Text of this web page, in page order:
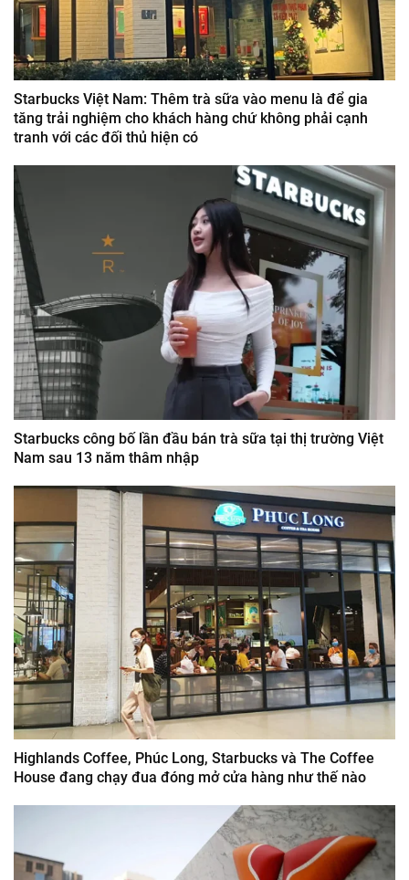
Starbucks Việt Nam: Thêm trà sữa vào menu là để gia
tăng trải nghiệm cho khách hàng chứ không phải cạnh
tranh với các đối thủ hiện có
Starbucks công bố lần đầu bán trà sữa tại thị trường Việt
Nam sau 13 năm thâm nhập
Highlands Coffee, Phúc Long, Starbucks và The Coffee
House đang chạy đua đóng mở cửa hàng như thế nào